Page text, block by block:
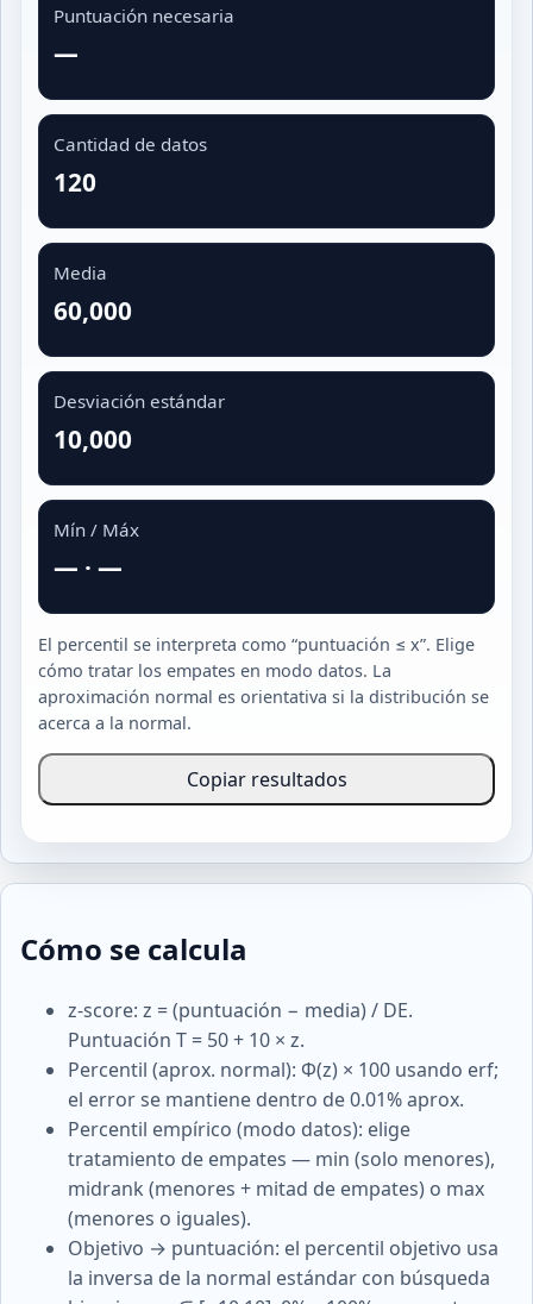
Puntuación necesaria
—
Cantidad de datos
120
Media
60,000
Desviación estándar
10,000
Mín / Máx
— · —
El percentil se interpreta como “puntuación ≤ x”. Elige
cómo tratar los empates en modo datos. La
aproximación normal es orientativa si la distribución se
acerca a la normal.
Copiar resultados
Cómo se calcula
z-score: z = (puntuación − media) / DE.
Puntuación T = 50 + 10 × z.
Percentil (aprox. normal): Φ(z) × 100 usando erf;
el error se mantiene dentro de 0.01% aprox.
Percentil empírico (modo datos): elige
tratamiento de empates — min (solo menores),
midrank (menores + mitad de empates) o max
(menores o iguales).
Objetivo → puntuación: el percentil objetivo usa
la inversa de la normal estándar con búsqueda